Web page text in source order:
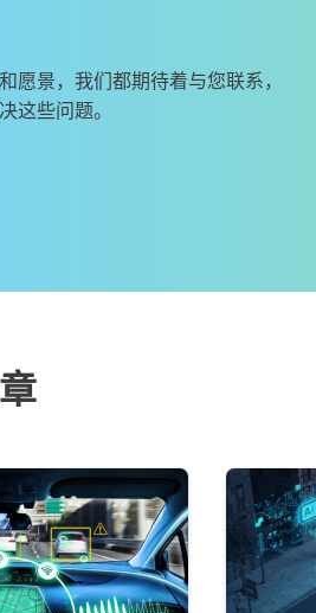
愿景，我们都期待着与您联系，
这些问题。